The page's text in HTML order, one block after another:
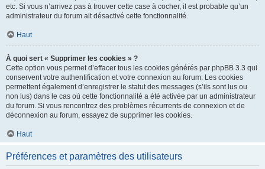
etc. Si vous n’arrivez pas à trouver cette case à cocher, il est probable qu’un
administrateur du forum ait désactivé cette fonctionnalité.
Haut
À quoi sert « Supprimer les cookies » ?
Cette option vous permet d’effacer tous les cookies générés par phpBB 3.3 qui
conservent votre authentification et votre connexion au forum. Les cookies
permettent également d’enregistrer le statut des messages (s’ils sont lus ou
non lus) dans le cas où cette fonctionnalité a été activée par un administrateur
du forum. Si vous rencontrez des problèmes récurrents de connexion et de
déconnexion au forum, essayez de supprimer les cookies.
Haut
Préférences et paramètres des utilisateurs